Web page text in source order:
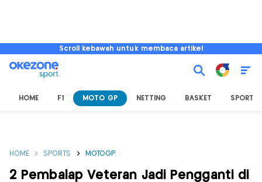
Scroll kebawah untuk membaca artikel
HOME F1 MOTO GP NETTING BASKET SPORT
HOME SPORTS MOTOGP
2 Pembalap Veteran Jadi Pengganti di